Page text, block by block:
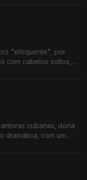
"eloquente", por
com cabelos soltos,
cubanas, dona
dramática, com um